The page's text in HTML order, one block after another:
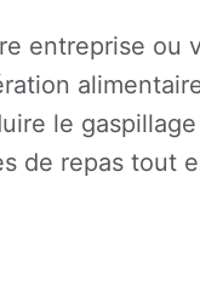
entreprise ou
le
de repas tout